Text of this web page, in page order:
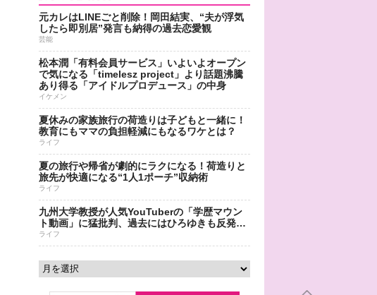
元カレはLINEごと削除！岡田結実、“夫が浮気
したら即別居”発言も納得の過去恋愛観
芸能
松本潤「有料会員サービス」いよいよオープン
で気になる「timelesz project」より話題沸騰
あり得る「アイドルプロデュース」の中身
イケメン
夏休みの家族旅行の荷造りは子どもと一緒に！
教育にもママの負担軽減にもなるワケとは？
ライフ
夏の旅行や帰省が劇的にラクになる！荷造りと
旅先が快適になる“1人1ポーチ”収納術
ライフ
九州大学教授が人気YouTuberの「学歴マウン
ト動画」に猛批判、過去にはひろゆきも反発…
ライフ